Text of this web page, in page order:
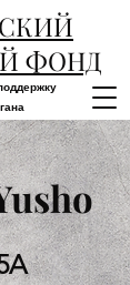
ФОНД